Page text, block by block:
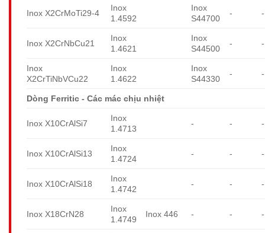
Inox X2CrMoTi29-4
Inox
1.4592
Inox
S44700
- -
Inox X2CrNbCu21
Inox
1.4621
Inox
S44500
- -
Inox
X2CrTiNbVCu22
Inox
1.4622
Inox
S44330
- -
Dòng Ferritic - Các mác chịu nhiệt
Inox X10CrAlSi7
Inox
1.4713
- - -
Inox X10CrAlSi13
Inox
1.4724
- - -
Inox X10CrAlSi18
Inox
1.4742
- - -
Inox X18CrN28
Inox
1.4749
Inox 446 - - -